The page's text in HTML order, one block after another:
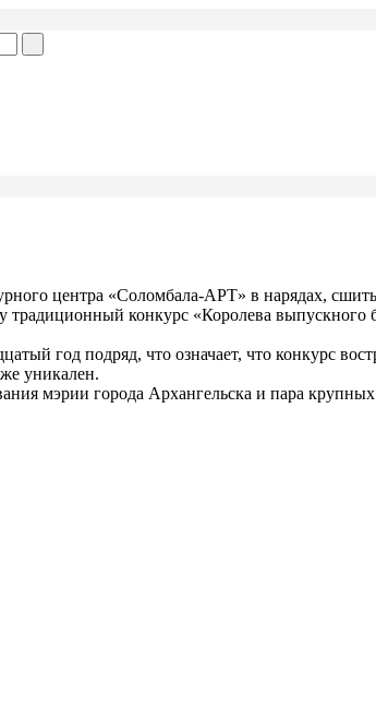
центра «Соломбала-АРТ» в нарядах,
традиционный конкурс «Королева выпускного
год подряд, что означает, что конкурс
уникален.
мэрии города Архангельска и пара